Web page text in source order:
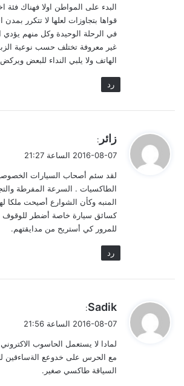
البدء على المواطن اولا فهناك
قواها بتجاوزات لعلها لا تتكرر
في الرحلة الوحيدة وكل منهم يؤدي
غير معروفة تختلف حسب نوعية
الهاتف ولا يلبي النداء للبعض
رد
ي
ل
زائر :
2016-08-07 الساعة 21:27
لقد سئم أصحاب السيارات
الطاكسيات . السرعة المفرطة
المنبه وكأن الشوارع أصيحت ملكا
كسائق سيارة خاصة أضطر للوقوف
للمرور كي أستريح من مدايقتهم.
رد
ي
ل
Sadik
:
2016-08-07 الساعة 21:56
لمادا لا يستعمل الحاسوب
مع الحرس على خدوعع الةساءقين
السياقة طاكسي صغير.